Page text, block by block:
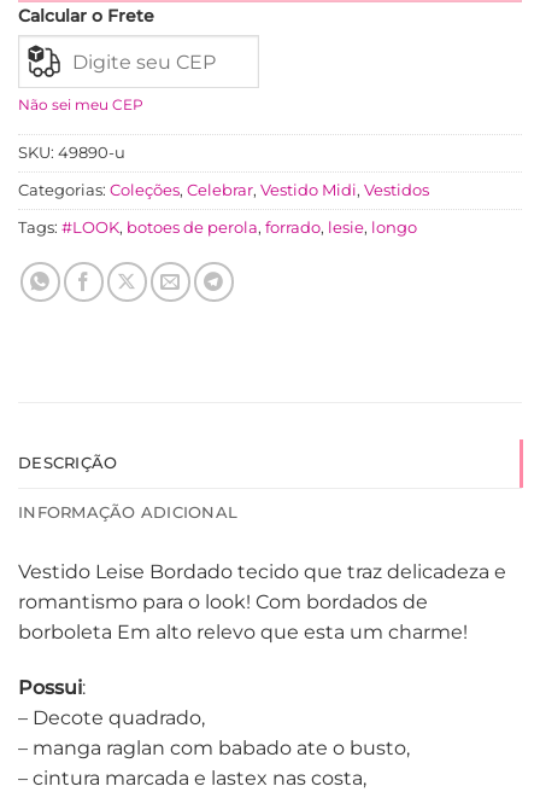
Calcular o Frete
Não sei meu CEP
SKU: 49890-u
Categorias: Coleções, Celebrar, Vestido Midi, Vestidos
Tags: #LOOK, botoes de perola, forrado, lesie, longo
DESCRIÇÃO
INFORMAÇÃO ADICIONAL
Vestido Leise Bordado tecido que traz delicadeza e
romantismo para o look! Com bordados de
borboleta Em alto relevo que esta um charme!
Possui:
– Decote quadrado,
– manga raglan com babado ate o busto,
– cintura marcada e lastex nas costa,